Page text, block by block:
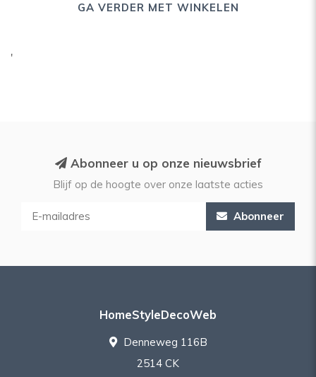
GA VERDER MET WINKELEN
'
Abonneer u op onze nieuwsbrief
Blijf op de hoogte over onze laatste acties
Abonneer
HomeStyleDecoWeb
Denneweg 116B
2514 CK